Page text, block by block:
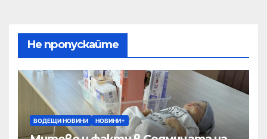
Не пропускайте
ВОДЕЩИ НОВИНИ НОВИНИ+